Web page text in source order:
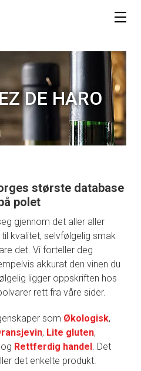
DE HARO
største database
polet
gjennom det aller aller
kvalitet, selvfølgelig smak
det. Vi forteller deg
akkurat den vinen du
ligger oppskriften hos
rett fra våre sider.
som Økologisk,
, Lite gluten,
og Rettferdig handel. Det
det enkelte produkt.